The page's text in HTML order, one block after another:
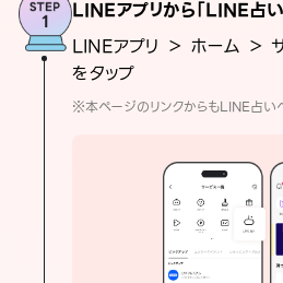
LINEアプリから「LINE占い
LINEアプリ ＞ ホーム ＞
をタップ
※本ページのリンクからもLINE占い